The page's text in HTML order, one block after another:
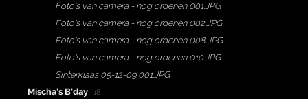
Foto's van camera - nog ordenen 001.JPG
Foto's van camera - nog ordenen 002.JPG
Foto's van camera - nog ordenen 008.JPG
Foto's van camera - nog ordenen 010.JPG
Sinterklaas 05-12-09 001.JPG
Mischa's B'day
· 18